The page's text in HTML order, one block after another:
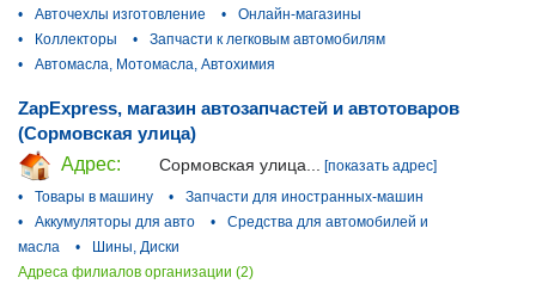
•
Авточехлы изготовление •
Онлайн-магазины
•
Коллекторы •
Запчасти к легковым автомобилям
•
Автомасла, Мотомасла, Автохимия
ZapExpress, магазин автозапчастей и автотоваров
(Сормовская улица)
Адрес:
Сормовская улица...
[показать адрес]
•
Товары в машину •
Запчасти для иностранных-машин
•
Аккумуляторы для авто •
Средства для автомобилей и
масла
•
Шины, Диски
Адреса филиалов организации (2)